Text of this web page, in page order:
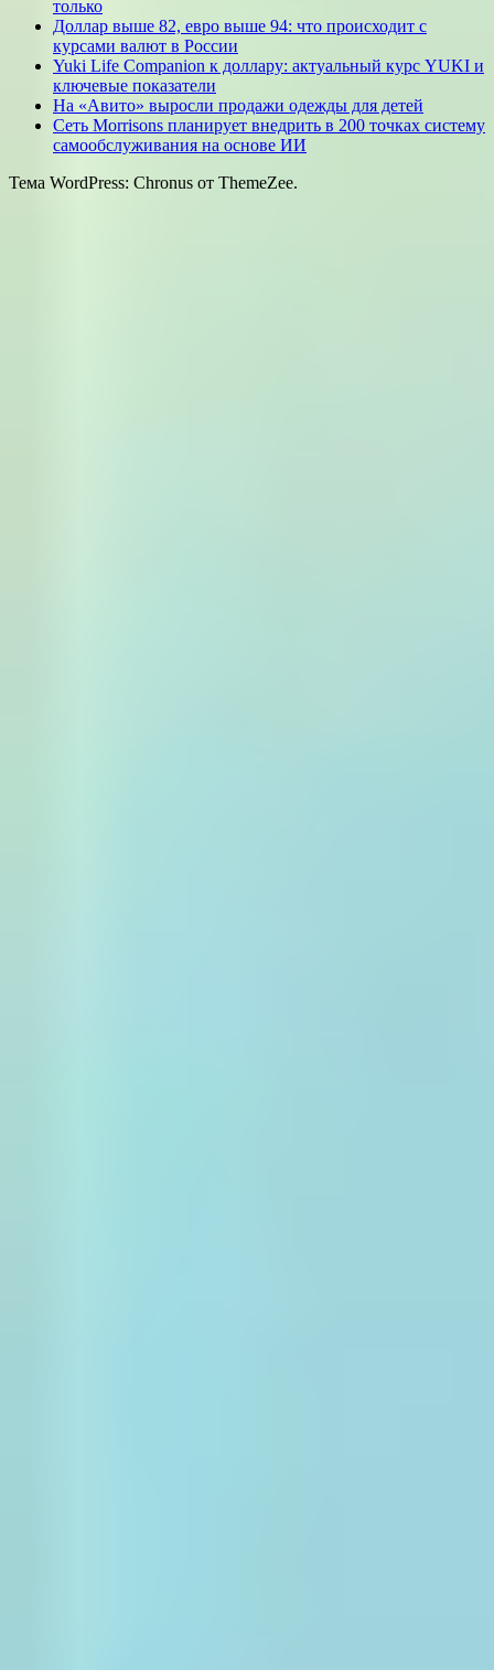
только
Доллар выше 82, евро выше 94: что происходит с
курсами валют в России
Yuki Life Companion к доллару: актуальный курс YUKI и
ключевые показатели
На «Авито» выросли продажи одежды для детей
Сеть Morrisons планирует внедрить в 200 точках систему
самообслуживания на основе ИИ
Тема WordPress: Chronus от ThemeZee.